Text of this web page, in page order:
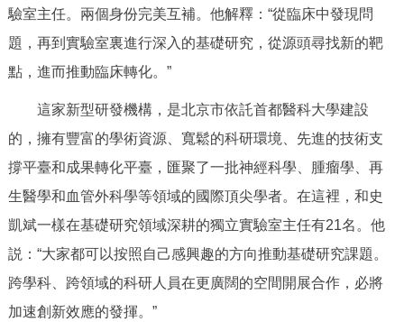
驗室主任。兩個身份完美互補。他解釋：“從臨床中發現問
題，再到實驗室裏進行深入的基礎研究，從源頭尋找新的靶
點，進而推動臨床轉化。”
這家新型研發機構，是北京市依託首都醫科大學建設
的，擁有豐富的學術資源、寬鬆的科研環境、先進的技術支
撐平臺和成果轉化平臺，匯聚了一批神經科學、腫瘤學、再
生醫學和血管外科學等領域的國際頂尖學者。在這裡，和史
凱斌一樣在基礎研究領域深耕的獨立實驗室主任有21名。他
説：“大家都可以按照自己感興趣的方向推動基礎研究課題。
跨學科、跨領域的科研人員在更廣闊的空間開展合作，必將
加速創新效應的發揮。”